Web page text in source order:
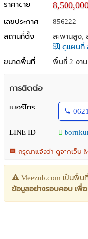
ราคาขาย
เลขประกาศ
856222
สถานที่ตั้ง
สะพานสูง,
ดูแผนที่
ขนาดพื้นที่
พื้นที่ 2 งาน
การติดต่อ
เบอร์โทร
LINE ID
กรุณาแจ้งว่า ดูจากเว็บ
Meezub.com เป็นพื้น
ข้อมูลอย่างรอบคอบ เพื่